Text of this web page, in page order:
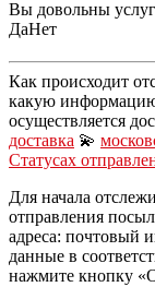
Вы довольны
ДаНет
Как происходит
какую
осуществляется
доставка 💫
Статусах
Для начала
отправления
адреса: почтовый
данные в
нажмите кнопку